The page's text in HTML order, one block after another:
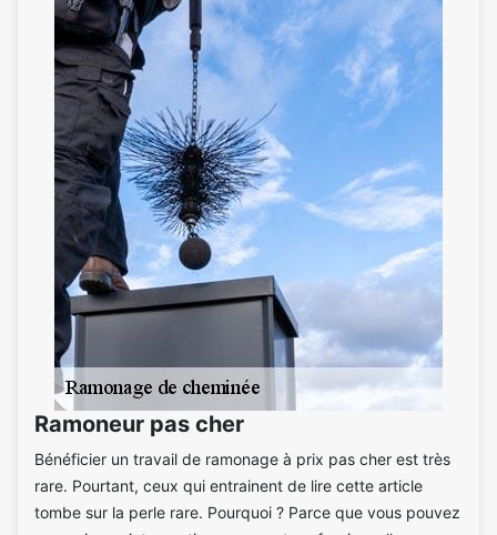
Ramoneur pas cher
Bénéficier un travail de ramonage à prix pas cher est très
rare. Pourtant, ceux qui entrainent de lire cette article
tombe sur la perle rare. Pourquoi ? Parce que vous pouvez